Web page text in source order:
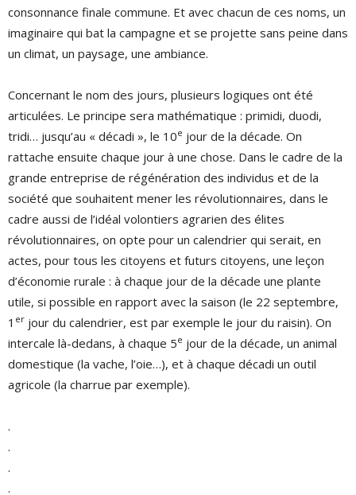
consonnance finale commune. Et avec chacun de ces noms, un
imaginaire qui bat la campagne et se projette sans peine dans
un climat, un paysage, une ambiance.
Concernant le nom des jours, plusieurs logiques ont été
articulées. Le principe sera mathématique : primidi, duodi,
tridi… jusqu’au « décadi », le 10e jour de la décade. On
rattache ensuite chaque jour à une chose. Dans le cadre de la
grande entreprise de régénération des individus et de la
société que souhaitent mener les révolutionnaires, dans le
cadre aussi de l’idéal volontiers agrarien des élites
révolutionnaires, on opte pour un calendrier qui serait, en
actes, pour tous les citoyens et futurs citoyens, une leçon
d’économie rurale : à chaque jour de la décade une plante
utile, si possible en rapport avec la saison (le 22 septembre,
1 er jour du calendrier, est par exemple le jour du raisin). On
intercale là-dedans, à chaque 5e jour de la décade, un animal
domestique (la vache, l’oie…), et à chaque décadi un outil
agricole (la charrue par exemple).
.
.
.
.